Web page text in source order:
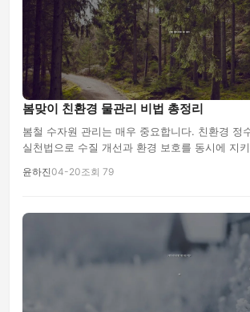
봄맞이 친환경 물관리 비법 총정리
봄철 수자원 관리는 매우 중요합니다. 친환경 정
실천법으로 수질 개선과 환경 보호를 동시에 지
윤하진04-20조회 79